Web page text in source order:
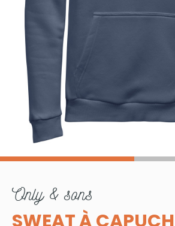
only & sons